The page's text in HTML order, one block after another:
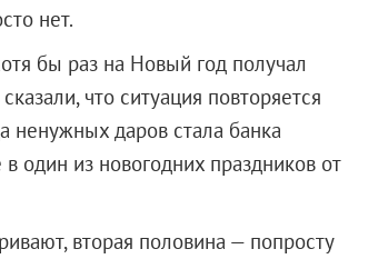
нет.
бы раз на Новый год получал
что ситуация повторяется
ненужных даров стала банка
один из новогодних праздников от
вторая половина — попросту